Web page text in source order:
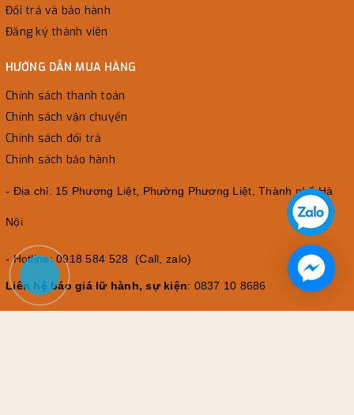
Đổi trả và bảo hành
Đăng ký thành viên
HƯỚNG DẪN MUA HÀNG
Chính sách thanh toán
Chính sách vận chuyển
Chính sách đổi trả
Chính sách bảo hành
- Địa chỉ: 15 Phương Liệt, Phường Phương Liệt, Thành phố Hà
Nội
- Hotline: 0918 584 528 (Call, zalo)
Liên hệ báo giá lữ hành, sự kiện: 0837 10 8686